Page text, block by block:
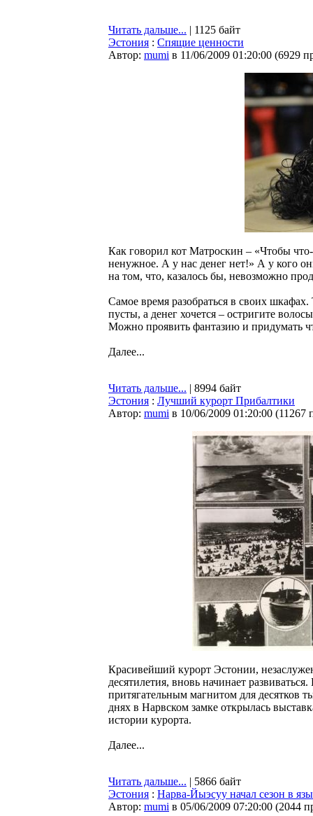
Читать дальше... | 1125 байт
Эстония : Спящие ценности
Автор: mumi в 11/06/2009 01:20:00 (6929
Как говорил кот Матроскин – «Чтобы
ненужное. А у нас денег нет!» А у кого
на том, что, казалось бы, невозможно
Самое время разобраться в своих
пусты, а денег хочется – остригите
Можно проявить фантазию и придумать
Далее...
Читать дальше... | 8994 байт
Эстония : Лучший курорт Прибалтики
Автор: mumi в 10/06/2009 01:20:00 (11267
Красивейший курорт Эстонии,
десятилетия, вновь начинает
притягательным магнитом для десятков
днях в Нарвском замке открылась
истории курорта.
Далее...
Читать дальше... | 5866 байт
Эстония : Нарва-Йыэсуу начал сезон в
Автор: mumi в 05/06/2009 07:20:00 (2044